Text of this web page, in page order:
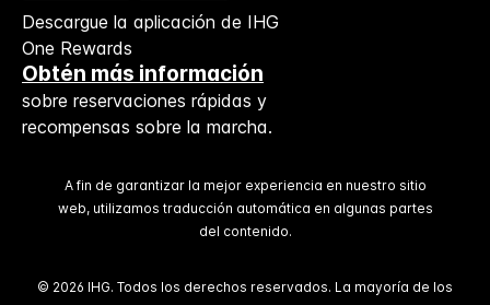
Descargue la aplicación de IHG
One Rewards
Obtén más información
sobre reservaciones rápidas y
recompensas sobre la marcha.
A fin de garantizar la mejor experiencia en nuestro sitio
web, utilizamos traducción automática en algunas partes
del contenido.
© 2026 IHG. Todos los derechos reservados. La mayoría de los